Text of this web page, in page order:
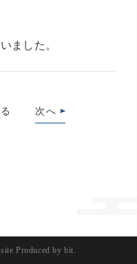
ました。
次へ
Produced by bit.